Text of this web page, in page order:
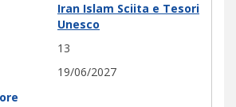
Iran Islam Sciita e Tesori
Unesco
13
19/06/2027